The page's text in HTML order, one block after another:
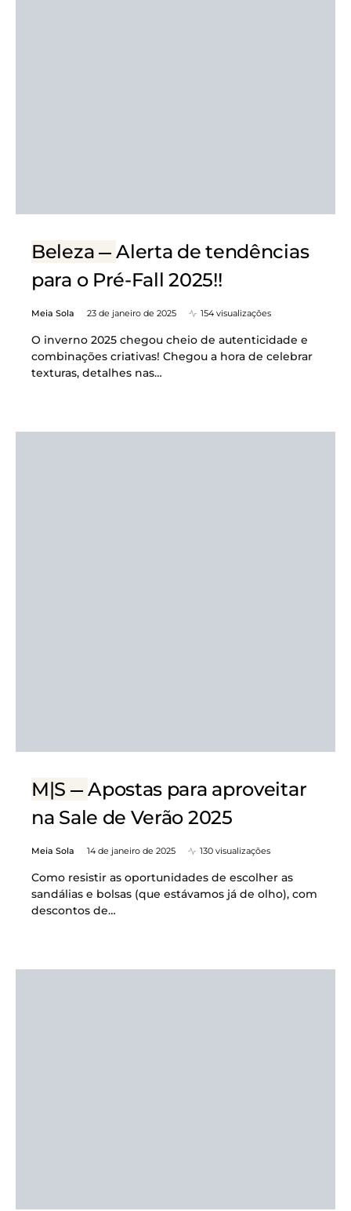
Beleza
Alerta de tendências
para o Pré-Fall 2025!!
Meia Sola 23 de janeiro de 2025 154 visualizações
O inverno 2025 chegou cheio de autenticidade e
combinações criativas! Chegou a hora de celebrar
texturas, detalhes nas…
M|S
Apostas para aproveitar
na Sale de Verão 2025
Meia Sola 14 de janeiro de 2025 130 visualizações
Como resistir as oportunidades de escolher as
sandálias e bolsas (que estávamos já de olho), com
descontos de…